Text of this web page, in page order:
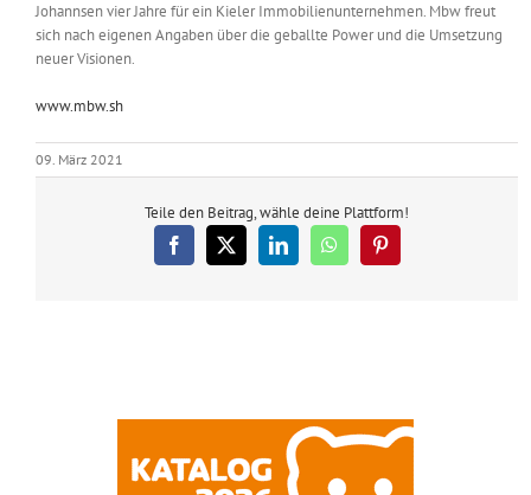
Johannsen vier Jahre für ein Kieler Immobilienunternehmen. Mbw freut
sich nach eigenen Angaben über die geballte Power und die Umsetzung
neuer Visionen.
www.mbw.sh
09. März 2021
Teile den Beitrag, wähle deine Plattform!
Facebook
X LinkedInWhatsAppPinterest